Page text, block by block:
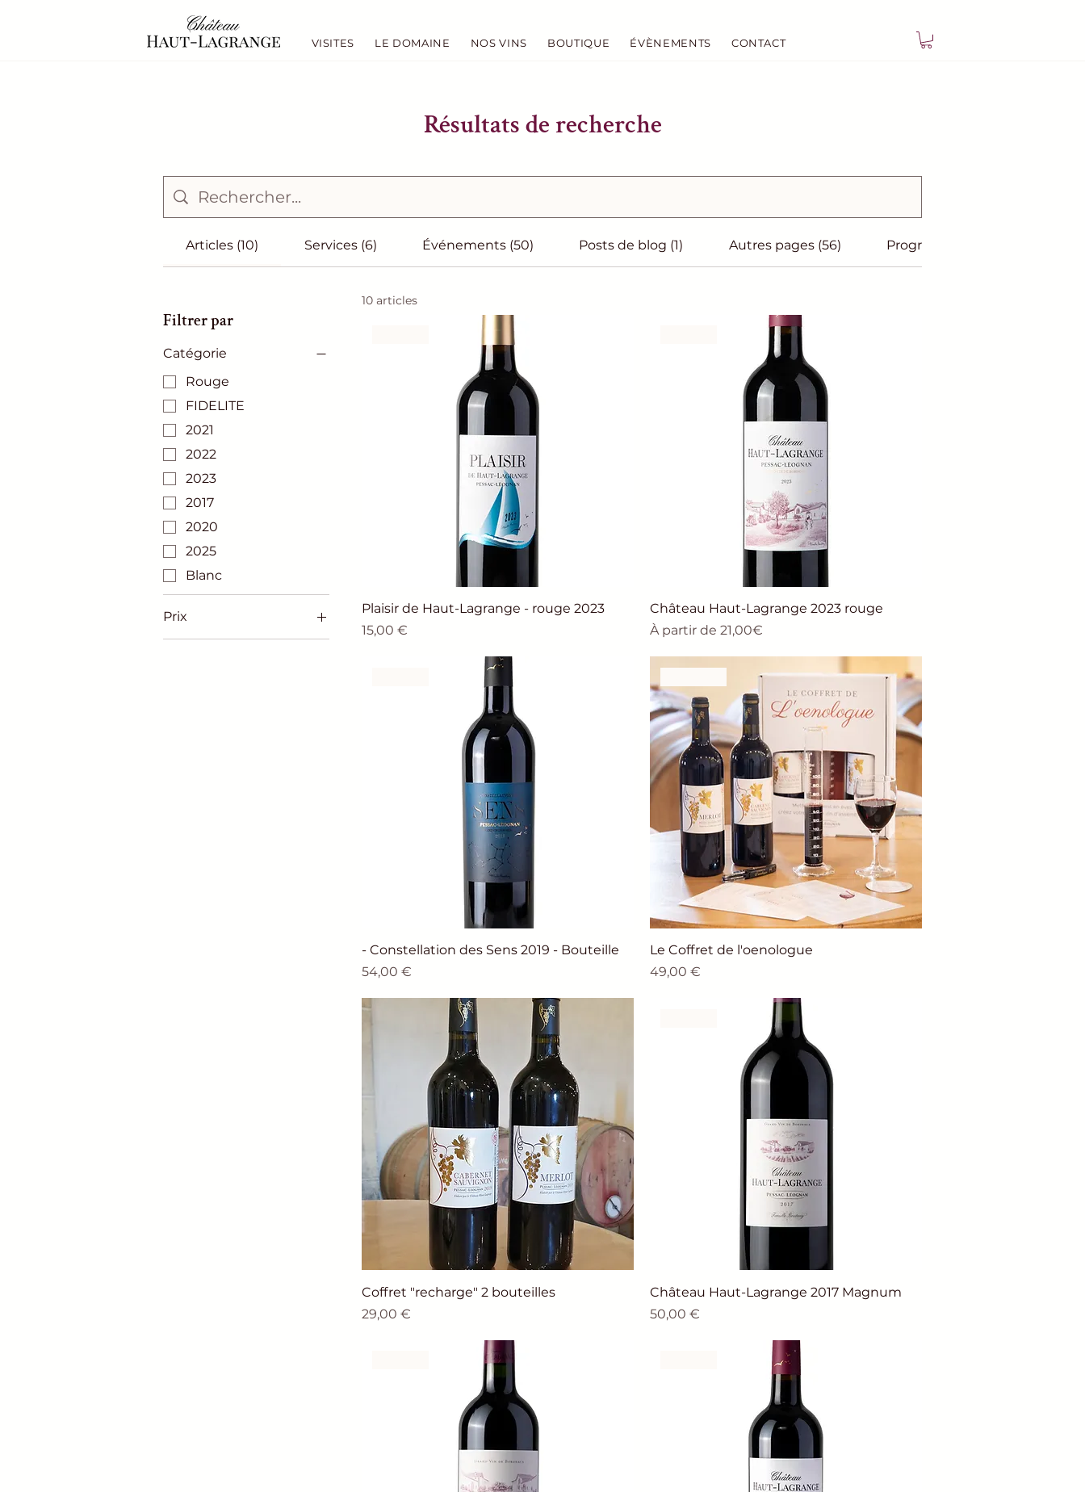
VISITES LE DOMAINE NOS VINS BOUTIQUE ÉVÈNEMENTS CONTACT
Résultats de recherche
Articles (10) Services (6) Événements (50) Posts de blog (1) Autres pages (56) Programmes (12)
Filtrer par
Catégorie
Rouge
FIDELITE
2021
2022
2023
2017
2020
2025
Blanc
Prix
10 articles
Plaisir de Haut-Lagrange - rouge 2023
Prix
15,00 €
Château Haut-Lagrange 2023 rouge
À partir de 21,00€
Prix promotionnel
- Constellation des Sens 2019 - Bouteille
Prix
54,00 €
Le Coffret de l'oenologue
Prix
49,00 €
Coffret "recharge" 2 bouteilles
Prix
29,00 €
Château Haut-Lagrange 2017 Magnum
Prix
50,00 €